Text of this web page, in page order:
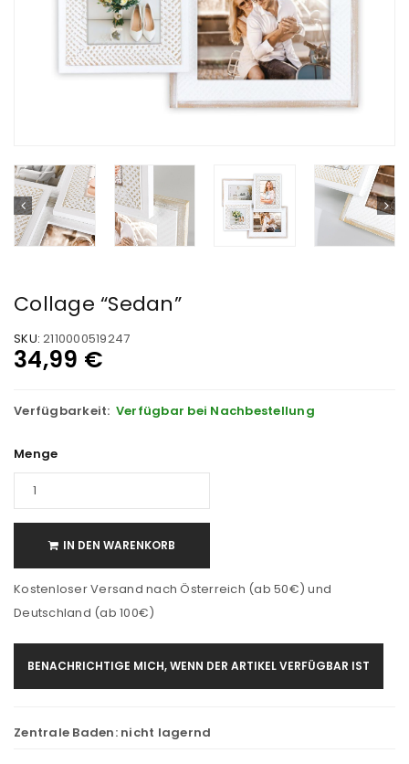
Collage “Sedan”
SKU: 2110000519247
34,99 €
Verfügbarkeit: Verfügbar bei Nachbestellung
Menge
IN DEN WARENKORB
Kostenloser Versand nach Österreich (ab 50€) und
Deutschland (ab 100€)
BENACHRICHTIGE MICH, WENN DER ARTIKEL VERFÜGBAR IST
Zentrale Baden: nicht lagernd